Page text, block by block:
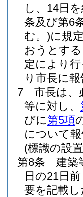
し、14日
条及び第6
む。)に規
おうとす
定により
り市長に
7
市長は、
等に対し、
びに第5項
について
(標識の設
第8条
建築
日の21日
要を記載